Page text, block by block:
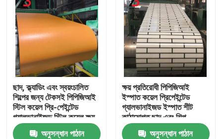
পণ্য
ভিডিও
আমাদের সম্বন্ধে
কারখানা পরিদর্শন
ছাদ, ক্ল্যাডিং এবং স্বয়ংচালিত
শিল্পের জন্য টেকসই পিপিজিআই
স্টিল কয়েল প্রি-পেইন্টেড
গ্যালভানাইজড স্টিল কয়েল ক্ষয়-
প্রতিরোধী উপাদান
অনুসন্ধান পাঠান
ক্ষয় প্রতিরোধী পিপিজিআই
ইস্পাত কয়েল প্রিপেইন্টেড
গ্যালভানাইজড ইস্পাত শীট
কাঠামোগত ছাদ এবং শিল্প
ব্যবহারের জন্য উপযুক্ত
অনুসন্ধান পাঠান